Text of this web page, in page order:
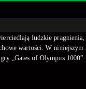
ludzkie
wartości. W
„Gates of Olympus 1000”.